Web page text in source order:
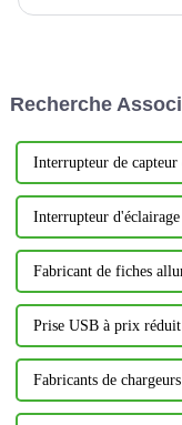
Recherche
Interrupteur de capteur
Interrupteur
Fabricant de fiches
Prise USB à prix
Fabricants de